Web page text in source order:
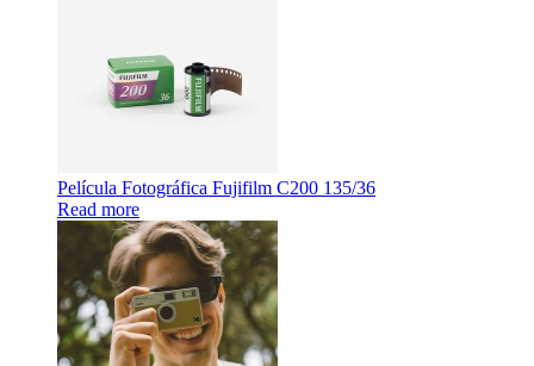
Película Fotográfica Fujifilm C200 135/36
Read more